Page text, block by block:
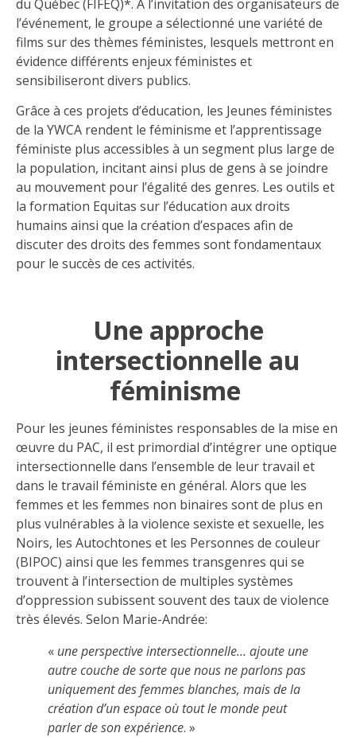
du Québec (FIFEQ)*. À l’invitation des organisateurs de
l’événement, le groupe a sélectionné une variété de
films sur des thèmes féministes, lesquels mettront en
évidence différents enjeux féministes et
sensibiliseront divers publics.
Grâce à ces projets d’éducation, les Jeunes féministes
de la YWCA rendent le féminisme et l’apprentissage
féministe plus accessibles à un segment plus large de
la population, incitant ainsi plus de gens à se joindre
au mouvement pour l’égalité des genres. Les outils et
la formation Equitas sur l’éducation aux droits
humains ainsi que la création d’espaces afin de
discuter des droits des femmes sont fondamentaux
pour le succès de ces activités.
Une approche
intersectionnelle au
féminisme
Pour les jeunes féministes responsables de la mise en
œuvre du PAC, il est primordial d’intégrer une optique
intersectionnelle dans l’ensemble de leur travail et
dans le travail féministe en général. Alors que les
femmes et les femmes non binaires sont de plus en
plus vulnérables à la violence sexiste et sexuelle, les
Noirs, les Autochtones et les Personnes de couleur
(BIPOC) ainsi que les femmes transgenres qui se
trouvent à l’intersection de multiples systèmes
d’oppression subissent souvent des taux de violence
très élevés. Selon Marie-Andrée:
« une perspective intersectionnelle… ajoute une
autre couche de sorte que nous ne parlons pas
uniquement des femmes blanches, mais de la
création d’un espace où tout le monde peut
parler de son expérience. »